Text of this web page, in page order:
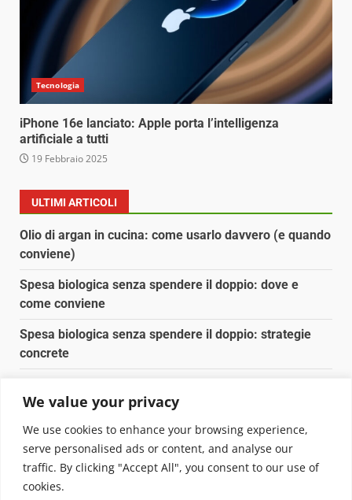
We value your privacy
We use cookies to enhance your browsing experience,
serve personalised ads or content, and analyse our
traffic. By clicking "Accept All", you consent to our use of
cookies.
Tecnologia
iPhone 16e lanciato: Apple porta l’intelligenza
artificiale a tutti
19 Febbraio 2025
ULTIMI ARTICOLI
Olio di argan in cucina: come usarlo davvero (e quando
conviene)
Spesa biologica senza spendere il doppio: dove e
come conviene
Spesa biologica senza spendere il doppio: strategie
concrete
Pulizia naturale della casa: 3 ingredienti che
sostituiscono 10 prodotti chimici
Copyright © 2025 Biopianeta.it proprietà di Jws Media